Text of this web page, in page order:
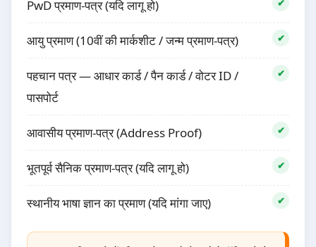
PwD प्रमाण-पत्र (यदि लागू हो)
आयु प्रमाण (10वीं की मार्कशीट / जन्म प्रमाण-पत्र)
पहचान पत्र — आधार कार्ड / पैन कार्ड / वोटर ID /
पासपोर्ट
आवासीय प्रमाण-पत्र (Address Proof)
भूतपूर्व सैनिक प्रमाण-पत्र (यदि लागू हो)
स्थानीय भाषा ज्ञान का प्रमाण (यदि मांगा जाए)